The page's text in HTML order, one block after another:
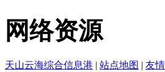
网络资源
天山云海综合信息港 | 站点地图 | 友